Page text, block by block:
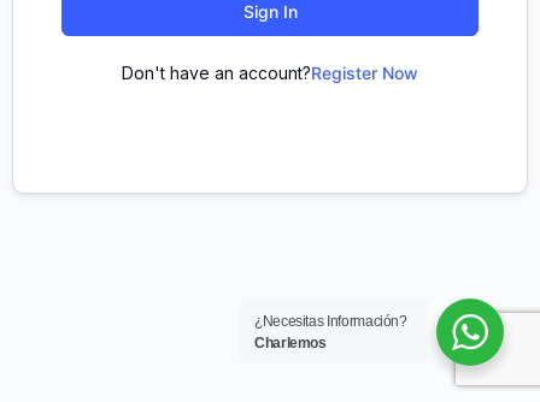
Sign In
Don't have an account?Register Now
¿Necesitas Información?
Charlemos